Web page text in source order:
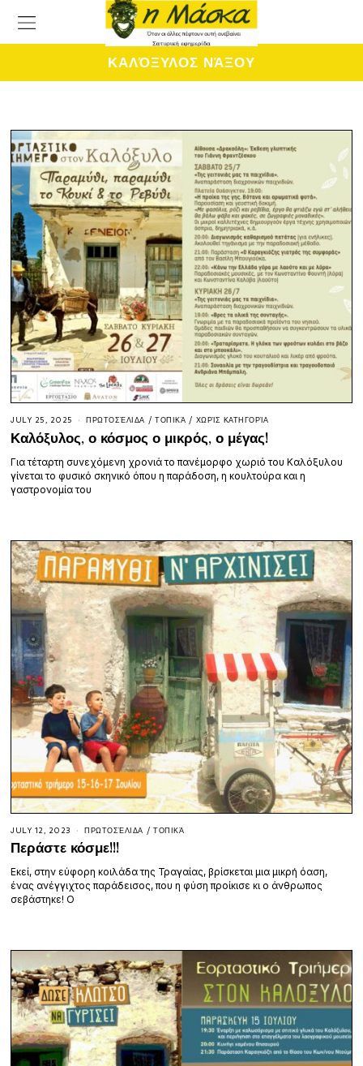
ΚΑΛΌΞΥΛΟΣ ΝΆΞΟΥ
JULY 25, 2025 ΠΡΩΤΟΣΈΛΙΔΑ / ΤΟΠΙΚΆ / ΧΩΡΊΣ ΚΑΤΗΓΟΡΊΑ
Καλόξυλος, ο κόσμος ο μικρός, ο μέγας!
Για τέταρτη συνεχόμενη χρονιά το πανέμορφο χωριό του Καλόξυλου
γίνεται το φυσικό σκηνικό όπου η παράδοση, η κουλτούρα και η
γαστρονομία του
JULY 12, 2023 ΠΡΩΤΟΣΈΛΙΔΑ / ΤΟΠΙΚΆ
Περάστε κόσμε!!!
Εκεί, στην εύφορη κοιλάδα της Τραγαίας, βρίσκεται μια μικρή όαση,
ένας ανέγγιχτος παράδεισος, που η φύση προίκισε κι ο άνθρωπος
σεβάστηκε! Ο